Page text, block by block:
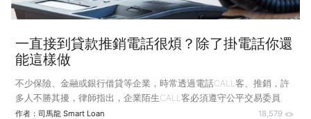
一直接到貸款推銷電話很煩？除了掛電話你還
能這樣做
不少保險、金融或銀行借貸等企業，時常透過電話CALL客、推銷，許
多人不勝其擾，律師指出，企業陌生CALL客必須遵守公平交易委員會
對電話行銷案件處理原則的規定，例如只要消費者喊停，或表明不願接
作者： 司馬龍 Smart Loan 18,579